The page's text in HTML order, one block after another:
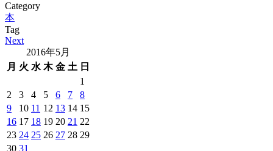
Category
本
Tag
Next
2016年5月
月 火 水 木 金 土 日
1
2
3 4 5 6 7
8
9
10 11 12 13 14 15
16 17 18 19 20 21 22
23 24 25 26 27 28 29
30 31